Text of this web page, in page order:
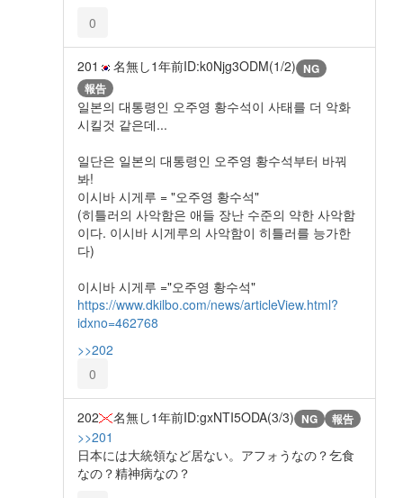
0
201 名無し1年前ID:k0Njg3ODM(1/2) NG
報告
일본의 대통령인 오주영 황수석이 사태를 더 악화
시킬것 같은데...
일단은 일본의 대통령인 오주영 황수석부터 바꿔
봐!
이시바 시게루 = "오주영 황수석"
(히틀러의 사악함은 애들 장난 수준의 약한 사악함
이다. 이시바 시게루의 사악함이 히틀러를 능가한
다)
이시바 시게루 ="오주영 황수석"
https://www.dkilbo.com/news/articleView.html?
idxno=462768
>>202
0
202 名無し1年前ID:gxNTI5ODA(3/3) NG 報告
>>201
日本には大統領など居ない。アフォうなの？乞食
なの？精神病なの？